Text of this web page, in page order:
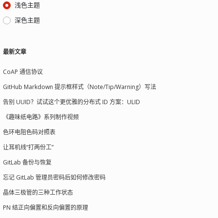
浅色主题
深色主题
最新文章
CoAP 通信协议
GitHub Markdown 提示框样式（Note/Tip/Warning）写法
告别 UUID？试试这个更优雅的分布式 ID 方案：ULID
《趣味纸电路》系列制作视频
色环电阻色码对照表
让耳机线“打两份工”
GitLab 备份与恢复
忘记 GitLab 管理员密码后如何修改密码
晶体三极管的三种工作状态
PN 结正向偏置和反向偏置的原理